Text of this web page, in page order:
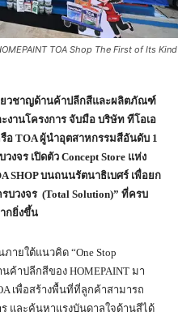
TOA Shop The First of Its Kind
ยวชาญด้านค้าปลีกสีและผลิตภัณฑ์
งานโครงการ จับมือ บริษัท ทีโอเอ
อ TOA ผู้นำอุตสาหกรรมสีอันดับ 1
จร เปิดตัว Concept Store แห่ง
SHOP บนถนนรัตนาธิเบศร์ เพื่อยก
วงจร (Total Solution)” ที่ครบ
กยิ่งขึ้น
ายใต้แนวคิด “One Stop
ค้าปลีกสีของ HOMEPAINT มา
เพื่อสร้างพื้นที่ที่ลูกค้าสามารถ
และค้นหาแรงบันดาลใจด้านสีได้